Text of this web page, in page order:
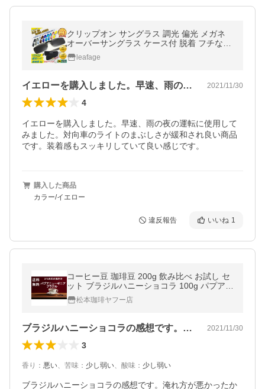
クリップオン サングラス 調光 偏光 メガネ
オーバーサングラス ケース付 脱着 フチなし
メガネ用 メガネの上から 眼鏡に挟む 釣り 変
色 爆買
leafage
イエローを購入しました。早速、雨の夜の… 2021/11/30
4
イエローを購入しました。早速、雨の夜の運転に使用して
みました。対向車のライトのまぶしさが緩和され良い商品
です。装着感もスッキリしていて良い感じです。
購入した商品
カラー/イエロー
違反報告 いいね 1
コーヒー豆 珈琲豆 200g 飲み比べ お試し セ
ット ブラジルハニーショコラ 100g パプアニ
ューギニア トロピカルマウンテン 100ｇ ス
ペシャルティ コーヒー
松本珈琲ヤフー店
ブラジルハニーショコラの感想です。淹れ… 2021/11/30
3
香り ： 悪い、 苦味 ： 少し弱い、 酸味 ： 少し弱い
ブラジルハニーショコラの感想です。淹れ方が悪かったか